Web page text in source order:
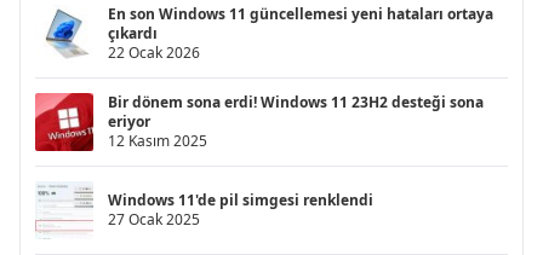
En son Windows 11 güncellemesi yeni hataları ortaya
çıkardı
22 Ocak 2026
Bir dönem sona erdi! Windows 11 23H2 desteği sona
eriyor
12 Kasım 2025
Windows 11'de pil simgesi renklendi
27 Ocak 2025